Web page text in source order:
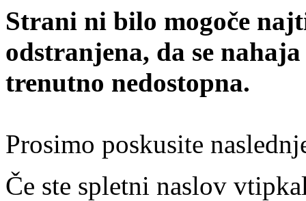
Strani ni bilo mogoče
odstranjena, da se
trenutno nedostopna.
Prosimo poskusite
Če ste spletni naslov